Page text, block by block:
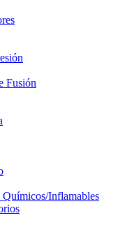
Fusión
Químicos/Inflamables